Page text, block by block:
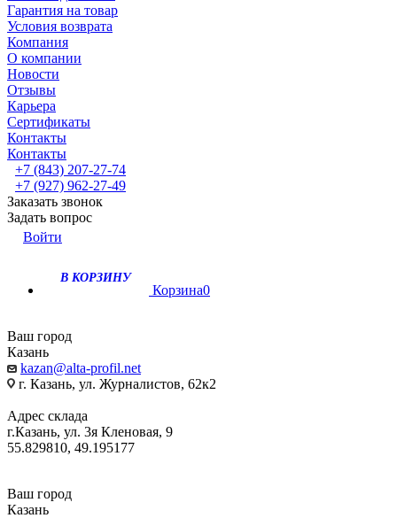
Гарантия на товар
Условия возврата
Компания
О компании
Новости
Отзывы
Карьера
Сертификаты
Контакты
Контакты
+7 (843) 207-27-74
+7 (927) 962-27-49
Заказать звонок
Задать вопрос
Войти
В КОРЗИНУ
Корзина0
Ваш город
Казань
kazan@alta-profil.net
г. Казань, ул. Журналистов, 62к2
Адрес склада
г.Казань, ул. 3я Кленовая, 9
55.829810, 49.195177
Ваш город
Казань